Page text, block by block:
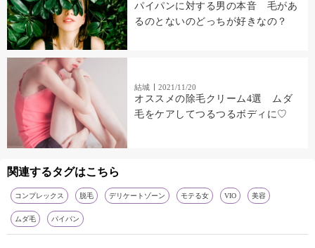
パイパンに対する男の本音 毛があ
るのとないのどっちが好きなの？
結城 2021/11/20
オススメの除毛クリーム4選 ムダ
毛をケアしてつるつるボディに♡
関連するタグはこちら
コンプレックス 脱毛 デリケートゾーン モテる女 VIO 美容
ムダ毛 パイパン